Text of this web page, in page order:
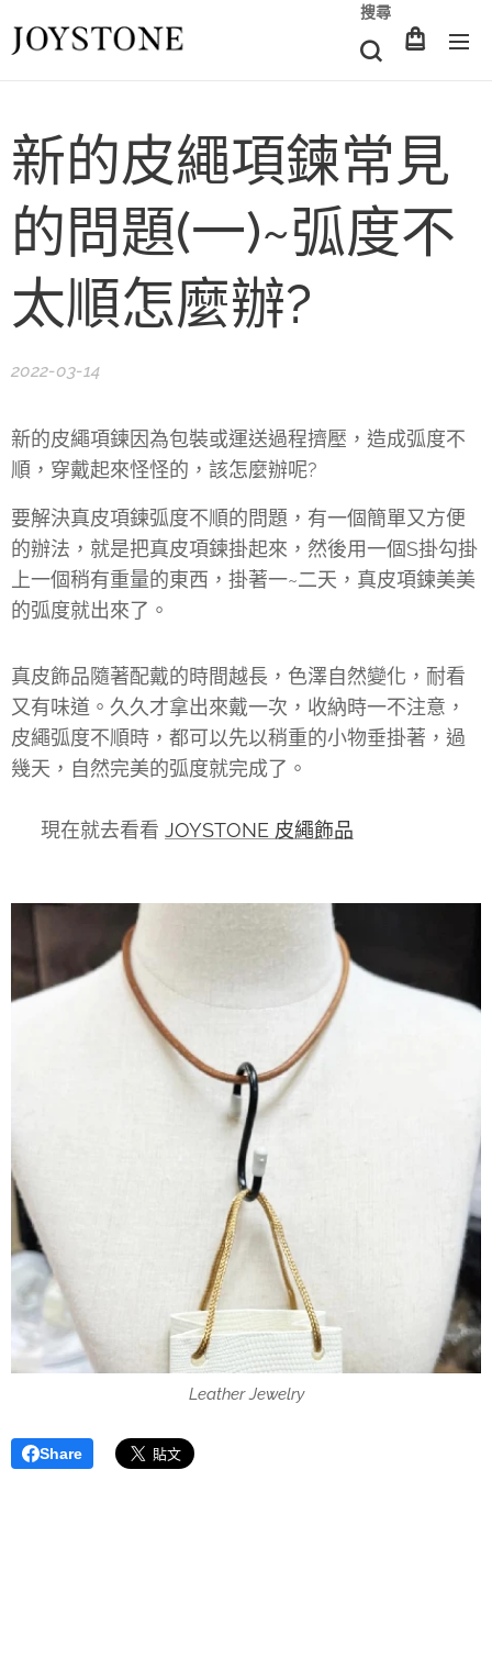
搜尋
新的皮繩項鍊常見
的問題(一)~弧度不
太順怎麼辦?
2022-03-14
新的皮繩項鍊因為包裝或運送過程擠壓，造成弧度不
順，穿戴起來怪怪的，該怎麼辦呢?
要解決真皮項鍊弧度不順的問題，有一個簡單又方便
的辦法，就是把真皮項鍊掛起來，然後用一個S掛勾掛
上一個稍有重量的東西，掛著一~二天，真皮項鍊美美
的弧度就出來了。
真皮飾品隨著配戴的時間越長，色澤自然變化，耐看
又有味道。久久才拿出來戴一次，收納時一不注意，
皮繩弧度不順時，都可以先以稍重的小物垂掛著，過
幾天，自然完美的弧度就完成了。
👉 現在就去看看 JOYSTONE 皮繩飾品
Leather Jewelry
Share